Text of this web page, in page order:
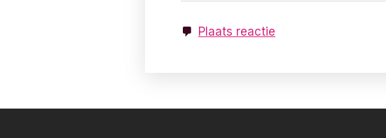
Plaats reactie